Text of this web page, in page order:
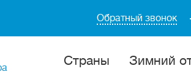
Обратный звонок
Cтраны Зимний